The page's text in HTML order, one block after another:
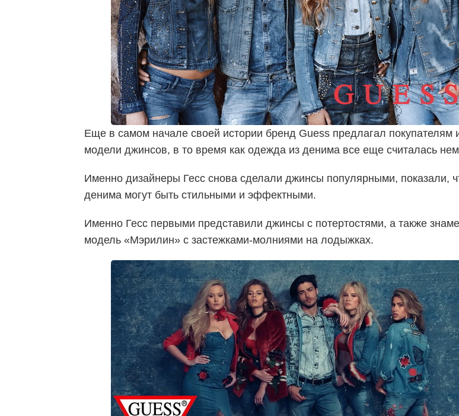
Еще в самом начале своей истории бренд Guess предлагал покупателям
модели джинсов, в то время как одежда из денима все еще считалась
Именно дизайнеры Гесс снова сделали джинсы популярными, показали,
денима могут быть стильными и эффектными.
Именно Гесс первыми представили джинсы с потертостями, а также
модель «Мэрилин» с застежками-молниями на лодыжках.